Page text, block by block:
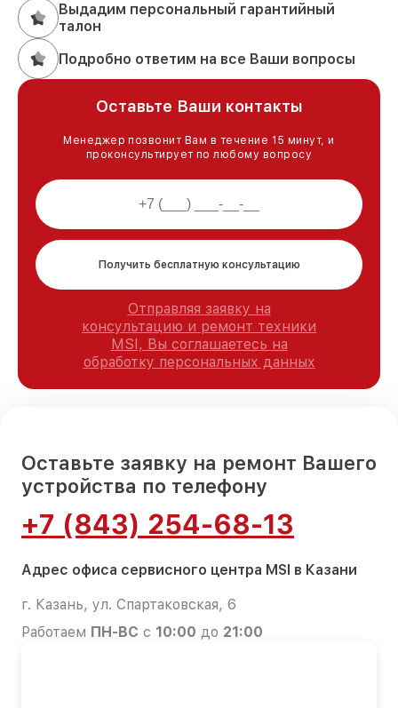
Выдадим персональный гарантийный
талон
Подробно ответим на все Ваши вопросы
Оставьте Ваши контакты
Менеджер позвонит Вам в течение 15 минут, и
проконсультирует по любому вопросу
Получить бесплатную консультацию
Отправляя заявку на
консультацию и ремонт техники
MSI, Вы соглашаетесь на
обработку персональных данных
Оставьте заявку на ремонт Вашего
устройства по телефону
+7 (843) 254-68-13
Адрес офиса сервисного центра MSI в Казани
г. Казань, ул. Спартаковская, 6
Работаем ПН-ВС с 10:00 до 21:00